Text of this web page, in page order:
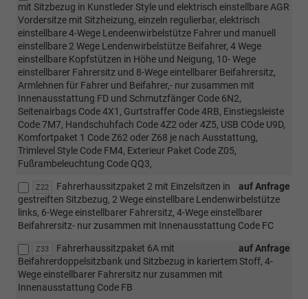
mit Sitzbezug in Kunstleder Style und elektrisch einstellbare AGR
Vordersitze mit Sitzheizung, einzeln regulierbar, elektrisch
einstellbare 4-Wege Lendeenwirbelstütze Fahrer und manuell
einstellbare 2 Wege Lendenwirbelstütze Beifahrer, 4 Wege
einstellbare Kopfstützen in Höhe und Neigung, 10- Wege
einstellbarer Fahrersitz und 8-Wege eintellbarer Beifahrersitz,
Armlehnen für Fahrer und Beifahrer,- nur zusammen mit
Innenausstattung FD und Schmutzfänger Code 6N2,
Seitenairbags Code 4X1, Gurtstraffer Code 4RB, Einstiegsleiste
Code 7M7, Handschuhfach Code 4Z2 oder 4Z5, USB COde U9D,
Komfortpaket 1 Code Z62 oder Z68 je nach Ausstattung,
Trimlevel Style Code FM4, Exterieur Paket Code Z05,
Fußrambeleuchtung Code QQ3,
Z22 auf Anfrage
Fahrerhaussitzpaket 2 mit Einzelsitzen in
gestreiften Sitzbezug, 2 Wege einstellbare Lendenwirbelstütze
links, 6-Wege einstellbarer Fahrersitz, 4-Wege einstellbarer
Beifahrersitz- nur zusammen mit Innenausstattung Code FC
Z33 auf Anfrage
Fahrerhaussitzpaket 6A mit
Beifahrerdoppelsitzbank und Sitzbezug in kariertem Stoff, 4-
Wege einstellbarer Fahrersitz nur zusammen mit
Innenausstattung Code FB